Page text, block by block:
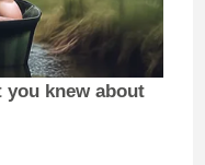
knew about